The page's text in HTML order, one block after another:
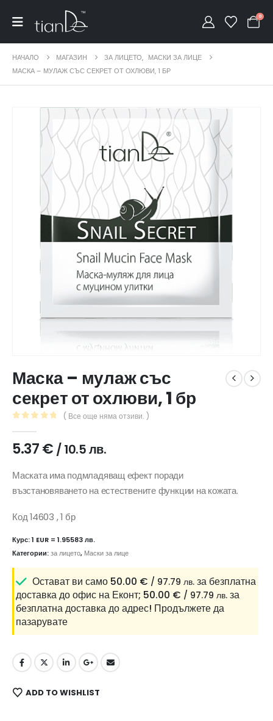
0
НАЧАЛО МАГАЗИН ЗА ЛИЦЕТО, МАСКИ ЗА ЛИЦЕ
МАСКА – МУЛАЖ СЪС СЕКРЕТ ОТ ОХЛЮВИ, 1 БР
Маска – мулаж със
секрет от охлюви, 1 бр
( Все още няма отзиви. )
5.37€ / 10.5 лв.
Маската има подмладяващ ефект поради
възстановяването на естествените функции на кожата.
Код 14603 , 1 бр
Курс: 1 EUR = 1.95583 лв.
Категории:за лицето, Маски за лице
Остават ви само 50.00 € / 97.79 лв. за безплатна
доставка до офис на Еконт; 50.00 € / 97.79 лв. за
безплатна доставка до адрес! Продължете да
пазарувате
ADD TO WISHLIST